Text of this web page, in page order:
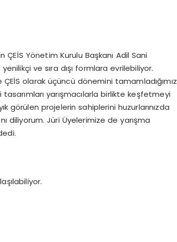
Yönetim Kurulu Başkanı Adil Sani
ve sıra dışı formlara evrilebiliyor.
olarak üçüncü dönemini tamamladığımız
yarışmacılarla birlikte keşfetmeyi
görülen projelerin sahiplerini huzurlarınızda
diliyorum. Jüri Üyelerimize de yarışma